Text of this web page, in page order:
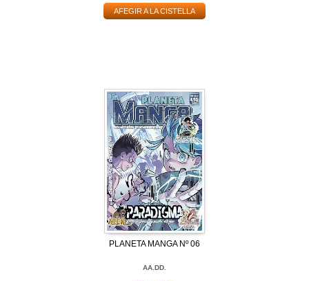
AFEGIR A LA CISTELLA
PLANETA MANGA Nº 06
AA.DD.